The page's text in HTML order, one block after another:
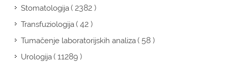
Stomatologija( 2382 )
Transfuziologija( 42 )
Tumačenje laboratorijskih analiza( 58 )
Urologija( 11289 )